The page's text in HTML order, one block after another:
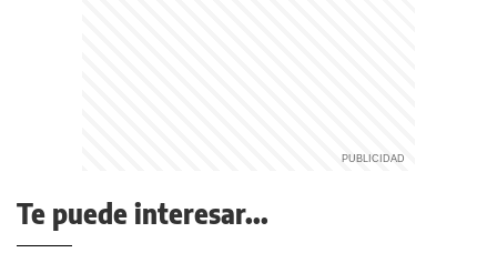
Te puede interesar...